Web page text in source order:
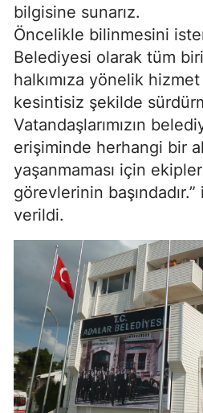
bilgisine sunarız.
Öncelikle bilinmesini
Belediyesi olarak tüm
halkımıza yönelik hizmet
kesintisiz şekilde
Vatandaşlarımızın
erişiminde herhangi bir
yaşanmaması için
görevlerinin
verildi.